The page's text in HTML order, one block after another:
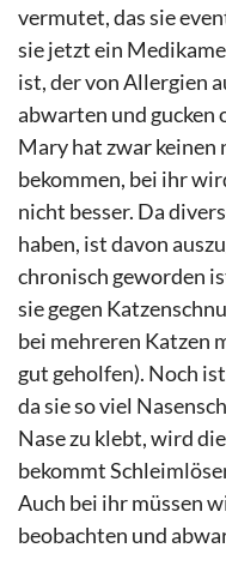
vermutet, das sie
sie jetzt ein
ist, der von Allergien
abwarten und gucken
Mary hat zwar keinen
bekommen, bei ihr
nicht besser. Da
haben, ist davon
chronisch geworden
sie gegen
bei mehreren Katzen
gut geholfen). Noch
da sie so viel
Nase zu klebt, wird
bekommt
Auch bei ihr müssen
beobachten und